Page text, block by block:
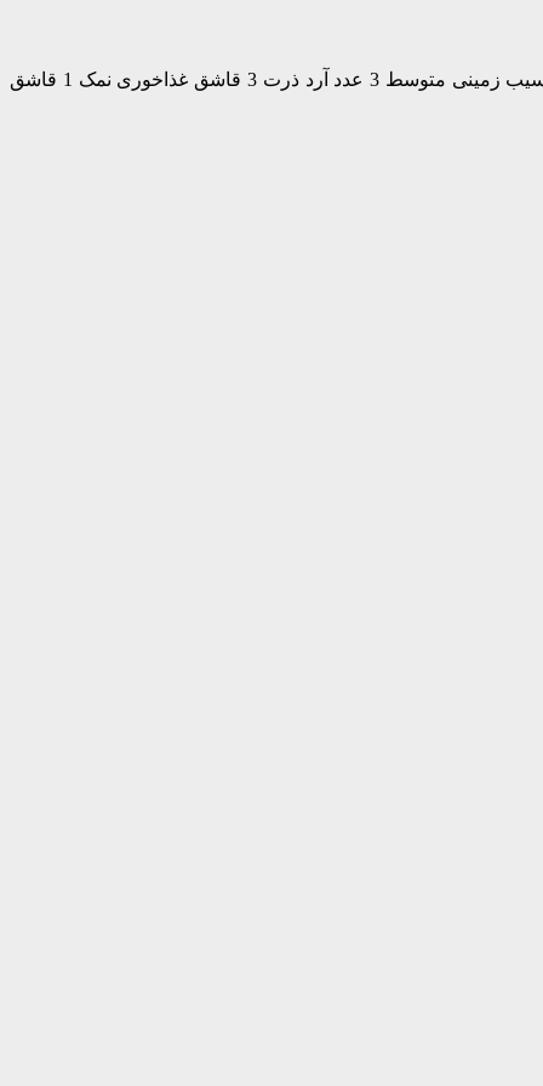
طرز تهیه توپک سیب زمینی ساده، توپ های ترد و خوشمزه مواد لازم برای تهیه توپک سیب زمینی ترد و خوشمزه: مواد لازم: مقدار لازم: سیب زمینی متوسط 3 عدد آرد ذرت 3 قاشق غذاخوری نمک 1 قاشق